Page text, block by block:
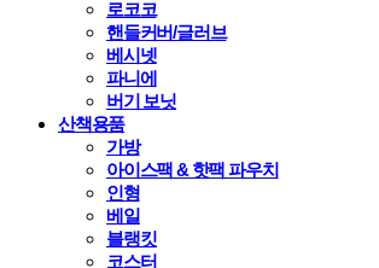
로코코
핸들커버/글러브
베시넷
파니에
버기 보닛
산책용품
가방
아이스팩 & 핫팩 파우치
인형
베일
블랭킷
코스터